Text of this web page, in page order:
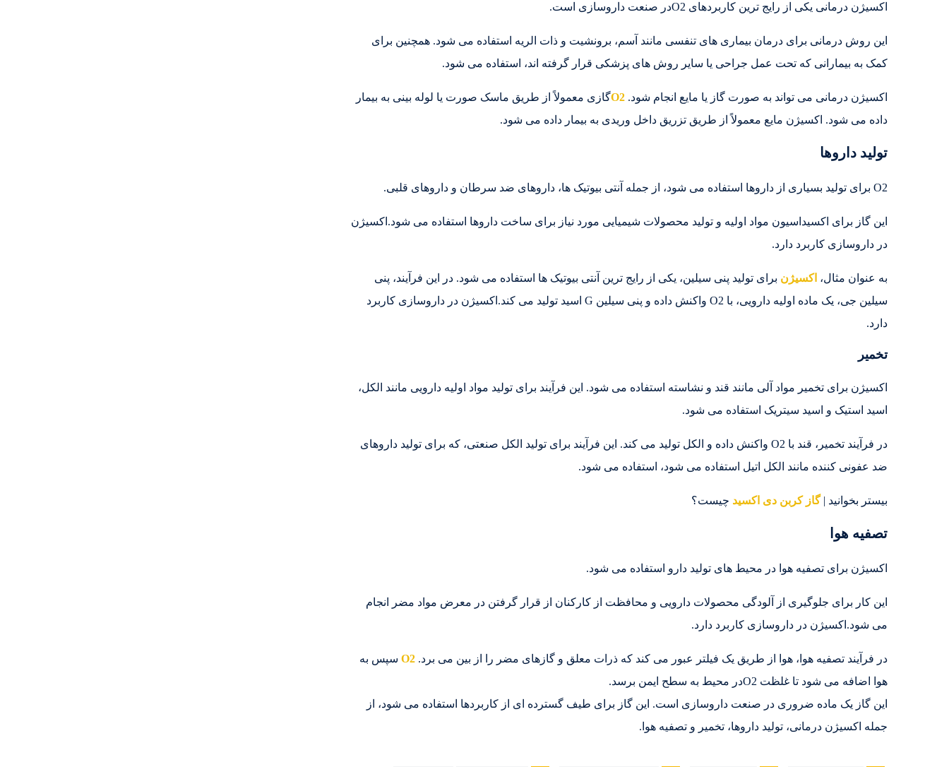
اکسیژن درمانی یکی از رایج ترین کاربردهای O2در صنعت داروسازی است.
این روش درمانی برای درمان بیماری های تنفسی مانند آسم، برونشیت و ذات الریه استفاده می شود. همچنین برای
کمک به بیمارانی که تحت عمل جراحی یا سایر روش های پزشکی قرار گرفته اند، استفاده می شود.
اکسیژن درمانی می تواند به صورت گاز یا مایع انجام شود. O2گازی معمولاً از طریق ماسک صورت یا لوله بینی به بیمار
داده می شود. اکسیژن مایع معمولاً از طریق تزریق داخل وریدی به بیمار داده می شود.
تولید داروها
O2 برای تولید بسیاری از داروها استفاده می شود، از جمله آنتی بیوتیک ها، داروهای ضد سرطان و داروهای قلبی.
این گاز برای اکسیداسیون مواد اولیه و تولید محصولات شیمیایی مورد نیاز برای ساخت داروها استفاده می شود.اکسیژن
در داروسازی کاربرد دارد.
به عنوان مثال، اکسیژن برای تولید پنی سیلین، یکی از رایج ترین آنتی بیوتیک ها استفاده می شود. در این فرآیند، پنی
سیلین جی، یک ماده اولیه دارویی، با O2 واکنش داده و پنی سیلین G اسید تولید می کند.اکسیژن در داروسازی کاربرد
دارد.
تخمیر
اکسیژن برای تخمیر مواد آلی مانند قند و نشاسته استفاده می شود. این فرآیند برای تولید مواد اولیه دارویی مانند الکل،
اسید استیک و اسید سیتریک استفاده می شود.
در فرآیند تخمیر، قند با O2 واکنش داده و الکل تولید می کند. این فرآیند برای تولید الکل صنعتی، که برای تولید داروهای
ضد عفونی کننده مانند الکل اتیل استفاده می شود، استفاده می شود.
بیستر بخوانید |گاز کربن دی اکسید چیست؟
تصفیه هوا
اکسیژن برای تصفیه هوا در محیط های تولید دارو استفاده می شود.
این کار برای جلوگیری از آلودگی محصولات دارویی و محافظت از کارکنان از قرار گرفتن در معرض مواد مضر انجام
می شود.اکسیژن در داروسازی کاربرد دارد.
در فرآیند تصفیه هوا، هوا از طریق یک فیلتر عبور می کند که ذرات معلق و گازهای مضر را از بین می برد. O2 سپس به
هوا اضافه می شود تا غلظت O2در محیط به سطح ایمن برسد.
این گاز یک ماده ضروری در صنعت داروسازی است. این گاز برای طیف گسترده ای از کاربردها استفاده می شود، از
جمله اکسیژن درمانی، تولید داروها، تخمیر و تصفیه هوا.